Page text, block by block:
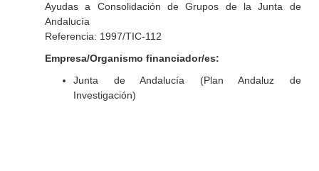
Ayudas a Consolidación de Grupos de la Junta de
Andalucía
Referencia: 1997/TIC-112
Empresa/Organismo financiador/es:
Junta de Andalucía (Plan Andaluz de
Investigación)